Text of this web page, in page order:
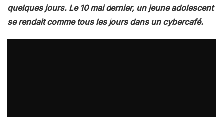
quelques jours. Le 10 mai dernier, un jeune adolescent
se rendait comme tous les jours dans un cybercafé.